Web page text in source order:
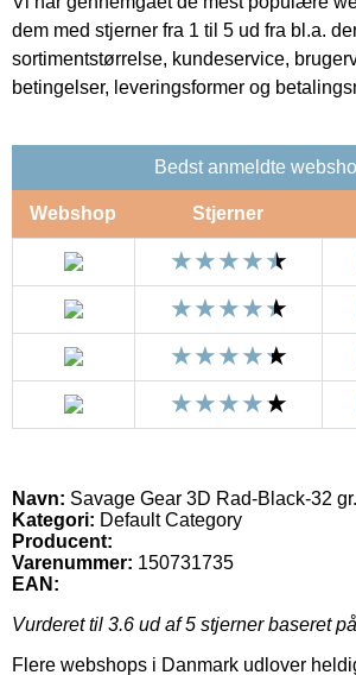
dem med stjerner fra 1 til 5 ud fra bl.a.
sortimentstørrelse, kundeservice,
betingelser, leveringsformer og
Bedst anmeldte
Webshop Stjerner
Navn: Savage Gear 3D Rad-Black-32 gr.
Kategori: Default Category
Producent:
Varenummer: 150731735
EAN:
Vurderet til 3.6 ud af 5 stjerner baseret på
Flere webshops i Danmark udlover